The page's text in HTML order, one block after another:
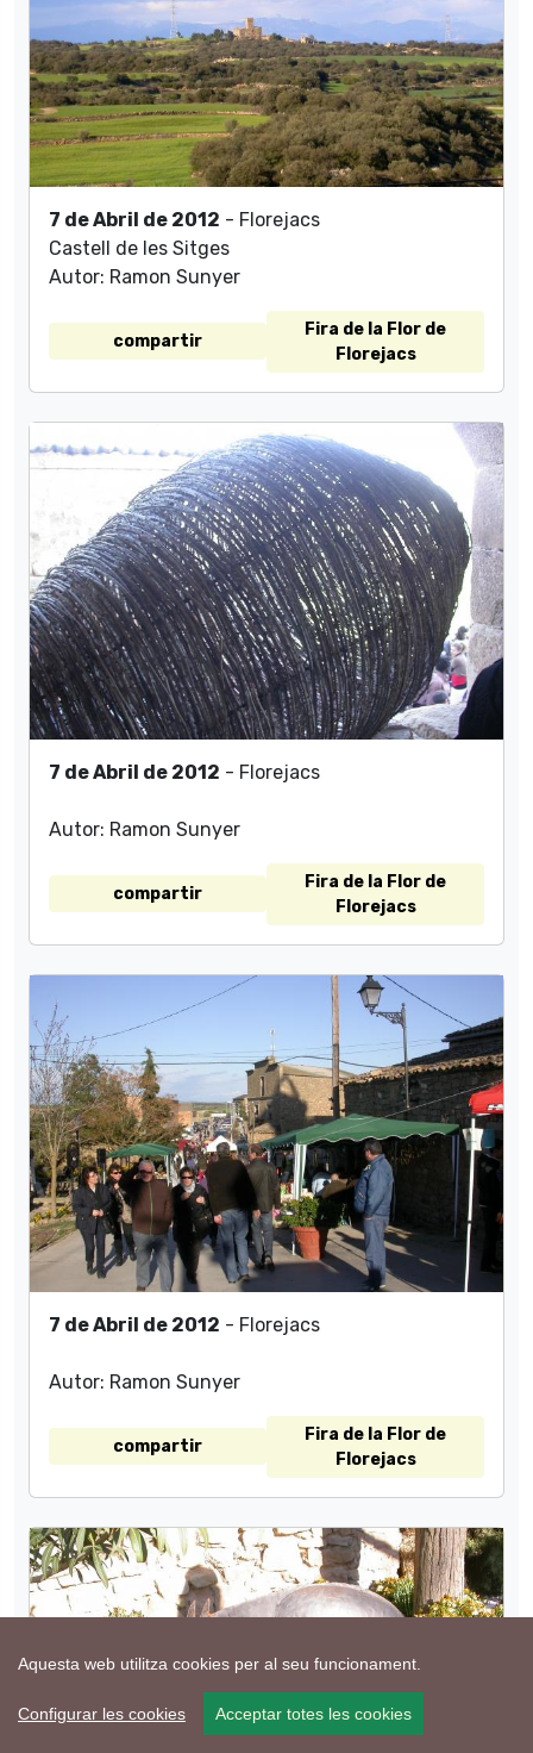
Aquesta web utilitza cookies per al seu funcionament.
Configurar les cookies Acceptar totes les cookies
7 de Abril de 2012 - Florejacs
Castell de les Sitges
Autor: Ramon Sunyer
compartir
Fira de la Flor de
Florejacs
7 de Abril de 2012 - Florejacs
Autor: Ramon Sunyer
compartir
Fira de la Flor de
Florejacs
7 de Abril de 2012 - Florejacs
Autor: Ramon Sunyer
compartir
Fira de la Flor de
Florejacs